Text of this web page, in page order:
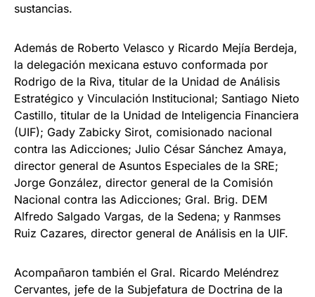
sustancias.
Además de Roberto Velasco y Ricardo Mejía Berdeja,
la delegación mexicana estuvo conformada por
Rodrigo de la Riva, titular de la Unidad de Análisis
Estratégico y Vinculación Institucional; Santiago Nieto
Castillo, titular de la Unidad de Inteligencia Financiera
(UIF); Gady Zabicky Sirot, comisionado nacional
contra las Adicciones; Julio César Sánchez Amaya,
director general de Asuntos Especiales de la SRE;
Jorge González, director general de la Comisión
Nacional contra las Adicciones; Gral. Brig. DEM
Alfredo Salgado Vargas, de la Sedena; y Ranmses
Ruiz Cazares, director general de Análisis en la UIF.
Acompañaron también el Gral. Ricardo Meléndrez
Cervantes, jefe de la Subjefatura de Doctrina de la